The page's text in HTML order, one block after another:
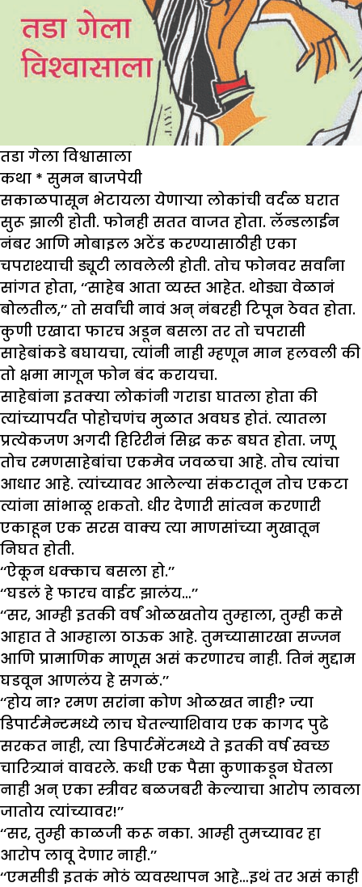
तडा गेला विश्वासाला
कथा * सुमन बाजपेयी
सकाळपासून भेटायला येणाऱ्या लोकांची वर्दळ घरात
सुरू झाली होती. फोनही सतत वाजत होता. लॅन्डलाईन
नंबर आणि मोबाइल अटेंड करण्यासाठीही एका
चपराश्याची ड्यूटी लावलेली होती. तोच फोनवर सर्वांना
सांगत होता, ‘‘साहेब आता व्यस्त आहेत. थोड्या वेळानं
बोलतील,’’ तो सर्वांची नावं अन् नंबरही टिपून ठेवत होता.
कुणी एखादा फारच अडून बसला तर तो चपरासी
साहेबांकडे बघायचा, त्यांनी नाही म्हणून मान हलवली की
तो क्षमा मागून फोन बंद करायचा.
साहेबांना इतक्या लोकांनी गराडा घातला होता की
त्यांच्यापर्यंत पोहोचणंच मुळात अवघड होतं. त्यातला
प्रत्येकजण अगदी हिरिरीनं सिद्ध करू बघत होता. जणू
तोच रमणसाहेबांचा एकमेव जवळचा आहे. तोच त्यांचा
आधार आहे. त्यांच्यावर आलेल्या संकटातून तोच एकटा
त्यांना सांभाळू शकतो. धीर देणारी सांत्वन करणारी
एकाहून एक सरस वाक्य त्या माणसांच्या मुखातून
निघत होती.
‘‘ऐकून धक्काच बसला हो.’’
‘‘घडलं हे फारच वाईट झालंय…’’
‘‘सर, आम्ही इतकी वर्षं ओळखतोय तुम्हाला, तुम्ही कसे
आहात ते आम्हाला ठाऊक आहे. तुमच्यासारखा सज्जन
आणि प्रामाणिक माणूस असं करणारच नाही. तिनं मुद्दाम
घडवून आणलंय हे सगळं.’’
‘‘होय ना? रमण सरांना कोण ओळखत नाही? ज्या
डिपार्टमेन्टमध्ये लाच घेतल्याशिवाय एक कागद पुढे
सरकत नाही, त्या डिपार्टमेंटमध्ये ते इतकी वर्ष स्वच्छ
चारित्र्यानं वावरले. कधी एक पैसा कुणाकडून घेतला
नाही अन् एका स्त्रीवर बळजबरी केल्याचा आरोप लावला
जातोय त्यांच्यावर!’’
‘‘सर, तुम्ही काळजी करू नका. आम्ही तुमच्यावर हा
आरोप लावू देणार नाही.’’
‘‘एमसीडी इतकं मोठं व्यवस्थापन आहे…इथं तर असं काही